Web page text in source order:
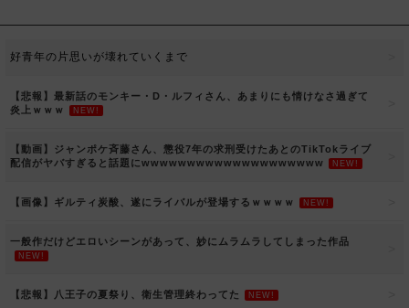
好青年の片思いが壊れていくまで
【悲報】最新話のモンキー・D・ルフィさん、あまりにも情けなさ過ぎて
炎上ｗｗｗ
NEW!
【動画】ジャンポケ斉藤さん、懲役7年の求刑受けたあとのTikTokライブ
配信がヤバすぎると話題にwwwwwwwwwwwwwwwwwwww
NEW!
【画像】ギルティ炭酸、遂にライバルが登場するｗｗｗｗ NEW!
一般作だけどエロいシーンがあって、妙にムラムラしてしまった作品
NEW!
【悲報】八王子の夏祭り、衛生管理終わってた NEW!